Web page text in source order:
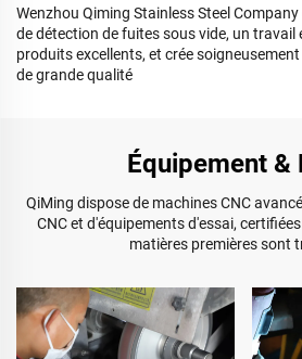
Wenzhou Qiming Stainless Steel
de détection de fuites sous vide, un travail
produits excellents, et crée
de grande qualité
Équipement &
QiMing dispose de machines CNC
CNC et d'équipements d'essai,
matières premières sont